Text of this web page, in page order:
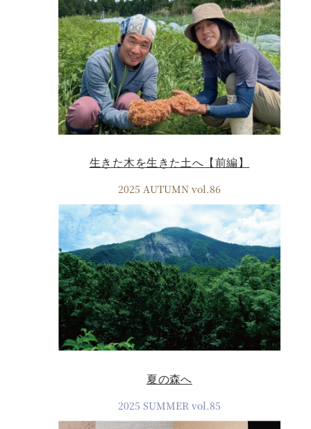
生きた木を生きた土へ【前編】
2025 AUTUMN vol.86
夏の森へ
2025 SUMMER vol.85